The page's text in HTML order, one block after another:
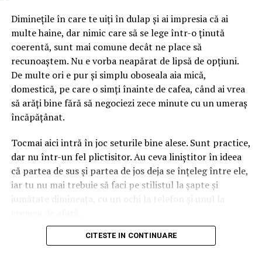
interiorul urechilor. Asta înseamnă că personajul aduce
deja două culori în ecuație înainte să așezi o singură
floare lângă el. Dacă ignori amănuntul ăsta, ajungi ușor
la un aranjament care se bate cap în cap, în care
albastrul rece și florile nimeresc în registre care nu
vorbesc între ele.
Gândește-te la el ca la o piesă vestimentară cu
întâmplare pe dedesubt, ci cauți ce-l pune în valoare.
Aici e la fel. Albastrul cere ori contraste calde care îl
scot în față, ori tonuri reci care îl liniștesc și îl extind.
Sezonul intervine exact în decizia asta, pentru că ne
Mai e un lucru pe care l-am prins abia în timp. Florile
Diminețile în care te uiți în dulap și ai impresia că ai
multe haine, dar nimic care să se lege într-o ținută
coerentă, sunt mai comune decât ne place să
recunoaștem. Nu e vorba neapărat de lipsă de opțiuni.
De multe ori e pur și simplu oboseala aia mică,
domestică, pe care o simți înainte de cafea, când ai vrea
să arăți bine fără să negociezi zece minute cu un umeraș
încăpățânat.
Tocmai aici intră în joc seturile bine alese. Sunt practice,
dar nu într-un fel plictisitor. Au ceva liniștitor în ideea
că partea de sus și partea de jos deja se înțeleg între ele,
iar tu nu mai trebuie să faci pe stilistul la șapte și
jumătate dimineața, cu un ochi la telefon și unul la
Numai că nu orice compleu e bun pentru viața reală. Una
CITESTE IN CONTINUARE